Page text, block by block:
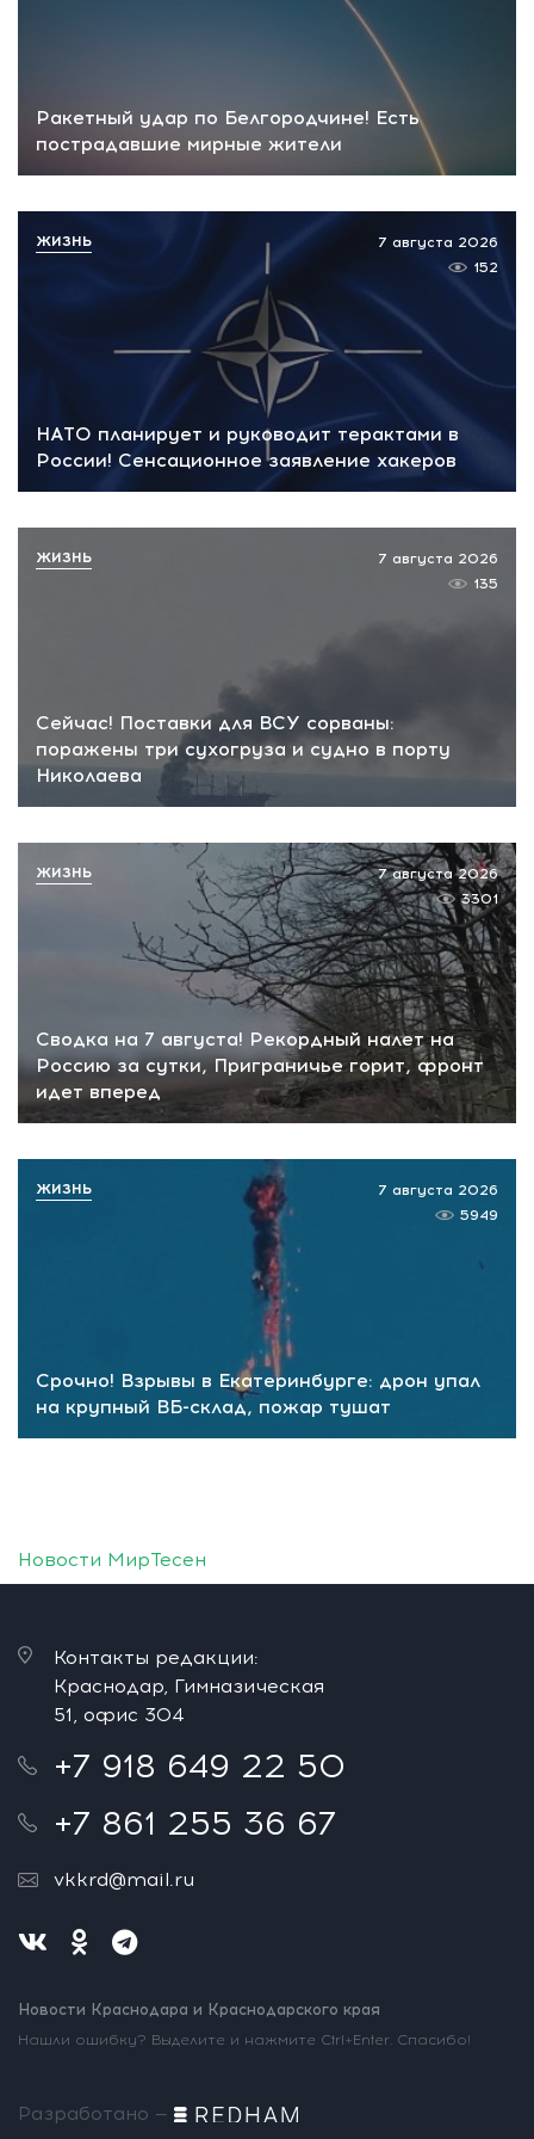
Ракетный удар по Белгородчине! Есть
пострадавшие мирные жители
НАТО планирует и руководит терактами в
России! Сенсационное заявление хакеров
7 августа 2026
152
ЖИЗНЬ
Сейчас! Поставки для ВСУ сорваны:
поражены три сухогруза и судно в порту
Николаева
7 августа 2026
135
ЖИЗНЬ
Сводка на 7 августа! Рекордный налет на
Россию за сутки, Приграничье горит, фронт
идет вперед
7 августа 2026
3301
ЖИЗНЬ
Срочно! Взрывы в Екатеринбурге: дрон упал
на крупный ВБ-склад, пожар тушат
7 августа 2026
5949
ЖИЗНЬ
Новости МирТесен
Контакты редакции:
Краснодар, Гимназическая
51, офис 304
+7 918 649 22 50
+7 861 255 36 67
vkkrd@mail.ru
Новости Краснодара и Краснодарского края
Нашли ошибку? Выделите и нажмите Ctrl+Enter. Спасибо!
Разработано —